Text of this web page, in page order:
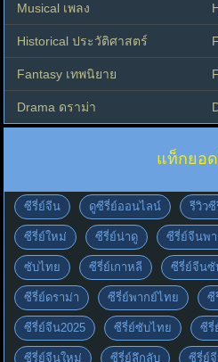
Musical เพลง
Historical ประวัติศาสตร์
Fantasy เทพนิยาย
Drama ดราม่า
แท็กยอ
ซีรี่ย์จีน ดูซีรี่ย์ออนไลน์ รีวิว
ซีรี่ย์ใหม่ ซีรี่ย์น่าดู ซีรี่ย์จีนพ
ซับไทย ซีรี่ย์เกาหลี ซีรี่ย์จีนซั
ซีรี่ย์ดราม่า ซีรี่ย์พากย์ไทย ซี
ซีรี่ย์จีน2025 ซีรี่ย์ซับไทย ซีรี่
ซีรี่ย์จีนใหม่ ซีรี่ย์ลึกลับ ซีรี่ย์